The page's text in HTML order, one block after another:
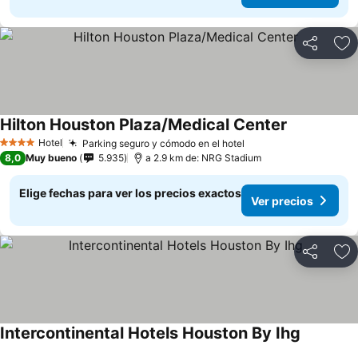
Compartir
4 EstrellasHotel Parking seguro y cómodo en el hotel
Hilton Houston Plaza/Medical Center
8,0 Muy bueno 5.935 a 2.9 km de: NRG Stadium
Elige fechas para ver los precios exactos
Ver precios
Compartir
Intercontinental Hotels Houston By Ihg